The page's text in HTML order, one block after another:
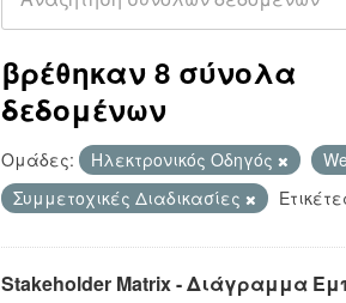
βρέθηκαν 8 σύνολα
δεδομένων
Ομάδες: Hλεκτρονικός Οδηγός
Συμμετοχικές Διαδικασίες
Stakeholder Matrix - Διάγραμμα